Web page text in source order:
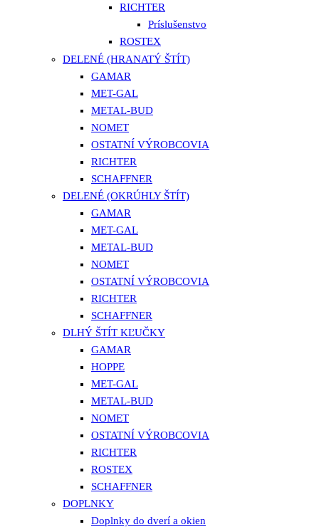
RICHTER
Príslušenstvo
ROSTEX
DELENÉ (HRANATÝ ŠTÍT)
GAMAR
MET-GAL
METAL-BUD
NOMET
OSTATNÍ VÝROBCOVIA
RICHTER
SCHAFFNER
DELENÉ (OKRÚHLY ŠTÍT)
GAMAR
MET-GAL
METAL-BUD
NOMET
OSTATNÍ VÝROBCOVIA
RICHTER
SCHAFFNER
DLHÝ ŠTÍT KĽUČKY
GAMAR
HOPPE
MET-GAL
METAL-BUD
NOMET
OSTATNÍ VÝROBCOVIA
RICHTER
ROSTEX
SCHAFFNER
DOPLNKY
Doplnky do dverí a okien